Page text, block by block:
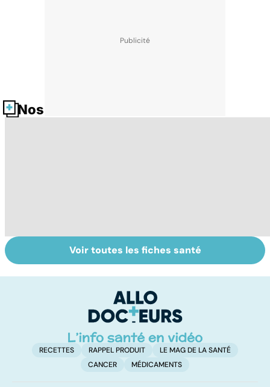
Nos fiches santé
La vésicule
biliaire et ses
Tout savoir sur le
cerveau
Voir toutes les fiches santé
RECETTES RAPPEL PRODUIT
LE MAG DE LA SANTÉ
CANCER
MÉDICAMENTS